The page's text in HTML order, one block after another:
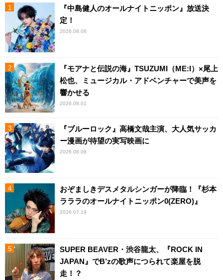
『中島健人のオールナイトニッポン』放送決
定！
2026.08.08
『モアナと伝説の海』TSUZUMI（ME:I）×尾上
松也、ミュージカル・アドベンチャーで美声を
響かせる
2026.08.01
『ブルーロック』高橋文哉主演、大人気サッカ
ー漫画が待望の実写映画に
2026.08.08
おぞましきデスメタルシンガーが降臨！『杉本
ラララのオールナイトニッポン0(ZERO)』
2026.07.19
SUPER BEAVER・渋谷龍太、『ROCK IN
JAPAN』でB’zの歌声につられて楽屋を脱
走！？